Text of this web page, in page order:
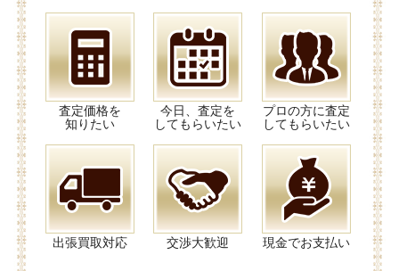
査定価格を
知りたい
今日、査定を
してもらいたい
プロの方に査定
してもらいたい
出張買取対応 交渉大歓迎 現金でお支払い